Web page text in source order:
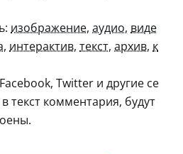
изображение, аудио, виде
, интерактив, текст, архив, к
Twitter и другие се
текст комментария, будут